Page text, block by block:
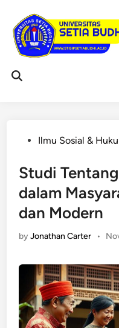
content
Open
PostedIlmu Sosial &
Studi
dalam
dan Modern
byJonathan Carter •